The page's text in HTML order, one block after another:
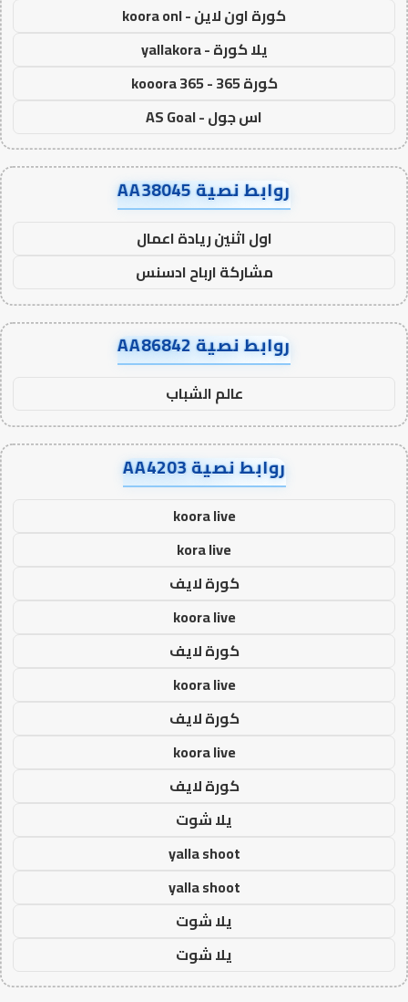
كورة اون لاين - koora onl
يلا كورة - yallakora
كورة 365 - kooora 365
اس جول - AS Goal
روابط نصية AA38045
اول اثنين ريادة اعمال
مشاركة ارباح ادسنس
روابط نصية AA86842
عالم الشباب
روابط نصية AA4203
koora live
kora live
كورة لايف
koora live
كورة لايف
koora live
كورة لايف
koora live
كورة لايف
يلا شوت
yalla shoot
yalla shoot
يلا شوت
يلا شوت